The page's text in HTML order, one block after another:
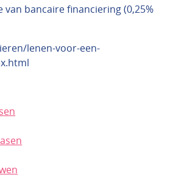
bancaire financiering (0,25%
lenen-voor-een-